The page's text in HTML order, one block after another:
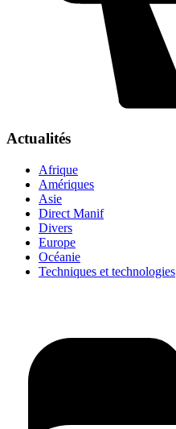
Actualités
Afrique
Amériques
Asie
Direct Manif
Divers
Europe
Océanie
Techniques et technologies